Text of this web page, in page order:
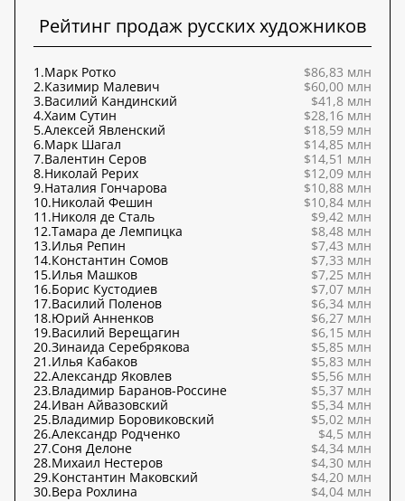
Рейтинг продаж русских художников
1.Марк Ротко
$86,83 млн
2.Казимир Малевич
$60,00 млн
3.Василий Кандинский
$41,8 млн
4.Хаим Сутин
$28,16 млн
5.Алексей Явленский
$18,59 млн
6.Марк Шагал
$14,85 млн
7.Валентин Серов
$14,51 млн
8.Николай Рерих
$12,09 млн
9.Наталия Гончарова
$10,88 млн
10.Николай Фешин
$10,84 млн
11.Николя де Сталь
$9,42 млн
12.Тамара де Лемпицка
$8,48 млн
13.Илья Репин
$7,43 млн
14.Константин Сомов
$7,33 млн
15.Илья Машков
$7,25 млн
16.Борис Кустодиев
$7,07 млн
17.Василий Поленов
$6,34 млн
18.Юрий Анненков
$6,27 млн
19.Василий Верещагин
$6,15 млн
20.Зинаида Серебрякова
$5,85 млн
21.Илья Кабаков
$5,83 млн
22.Александр Яковлев
$5,56 млн
23.Владимир Баранов-Россине
$5,37 млн
24.Иван Айвазовский
$5,34 млн
25.Владимир Боровиковский
$5,02 млн
26.Александр Родченко
$4,5 млн
27.Соня Делоне
$4,34 млн
28.Михаил Нестеров
$4,30 млн
29.Константин Маковский
$4,20 млн
30.Вера Рохлина $4,04 млн